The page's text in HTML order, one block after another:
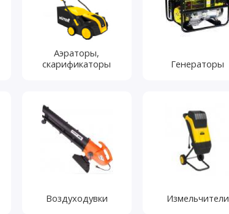
Аэраторы,
скарификаторы
Генераторы
Воздуходувки Измельчители